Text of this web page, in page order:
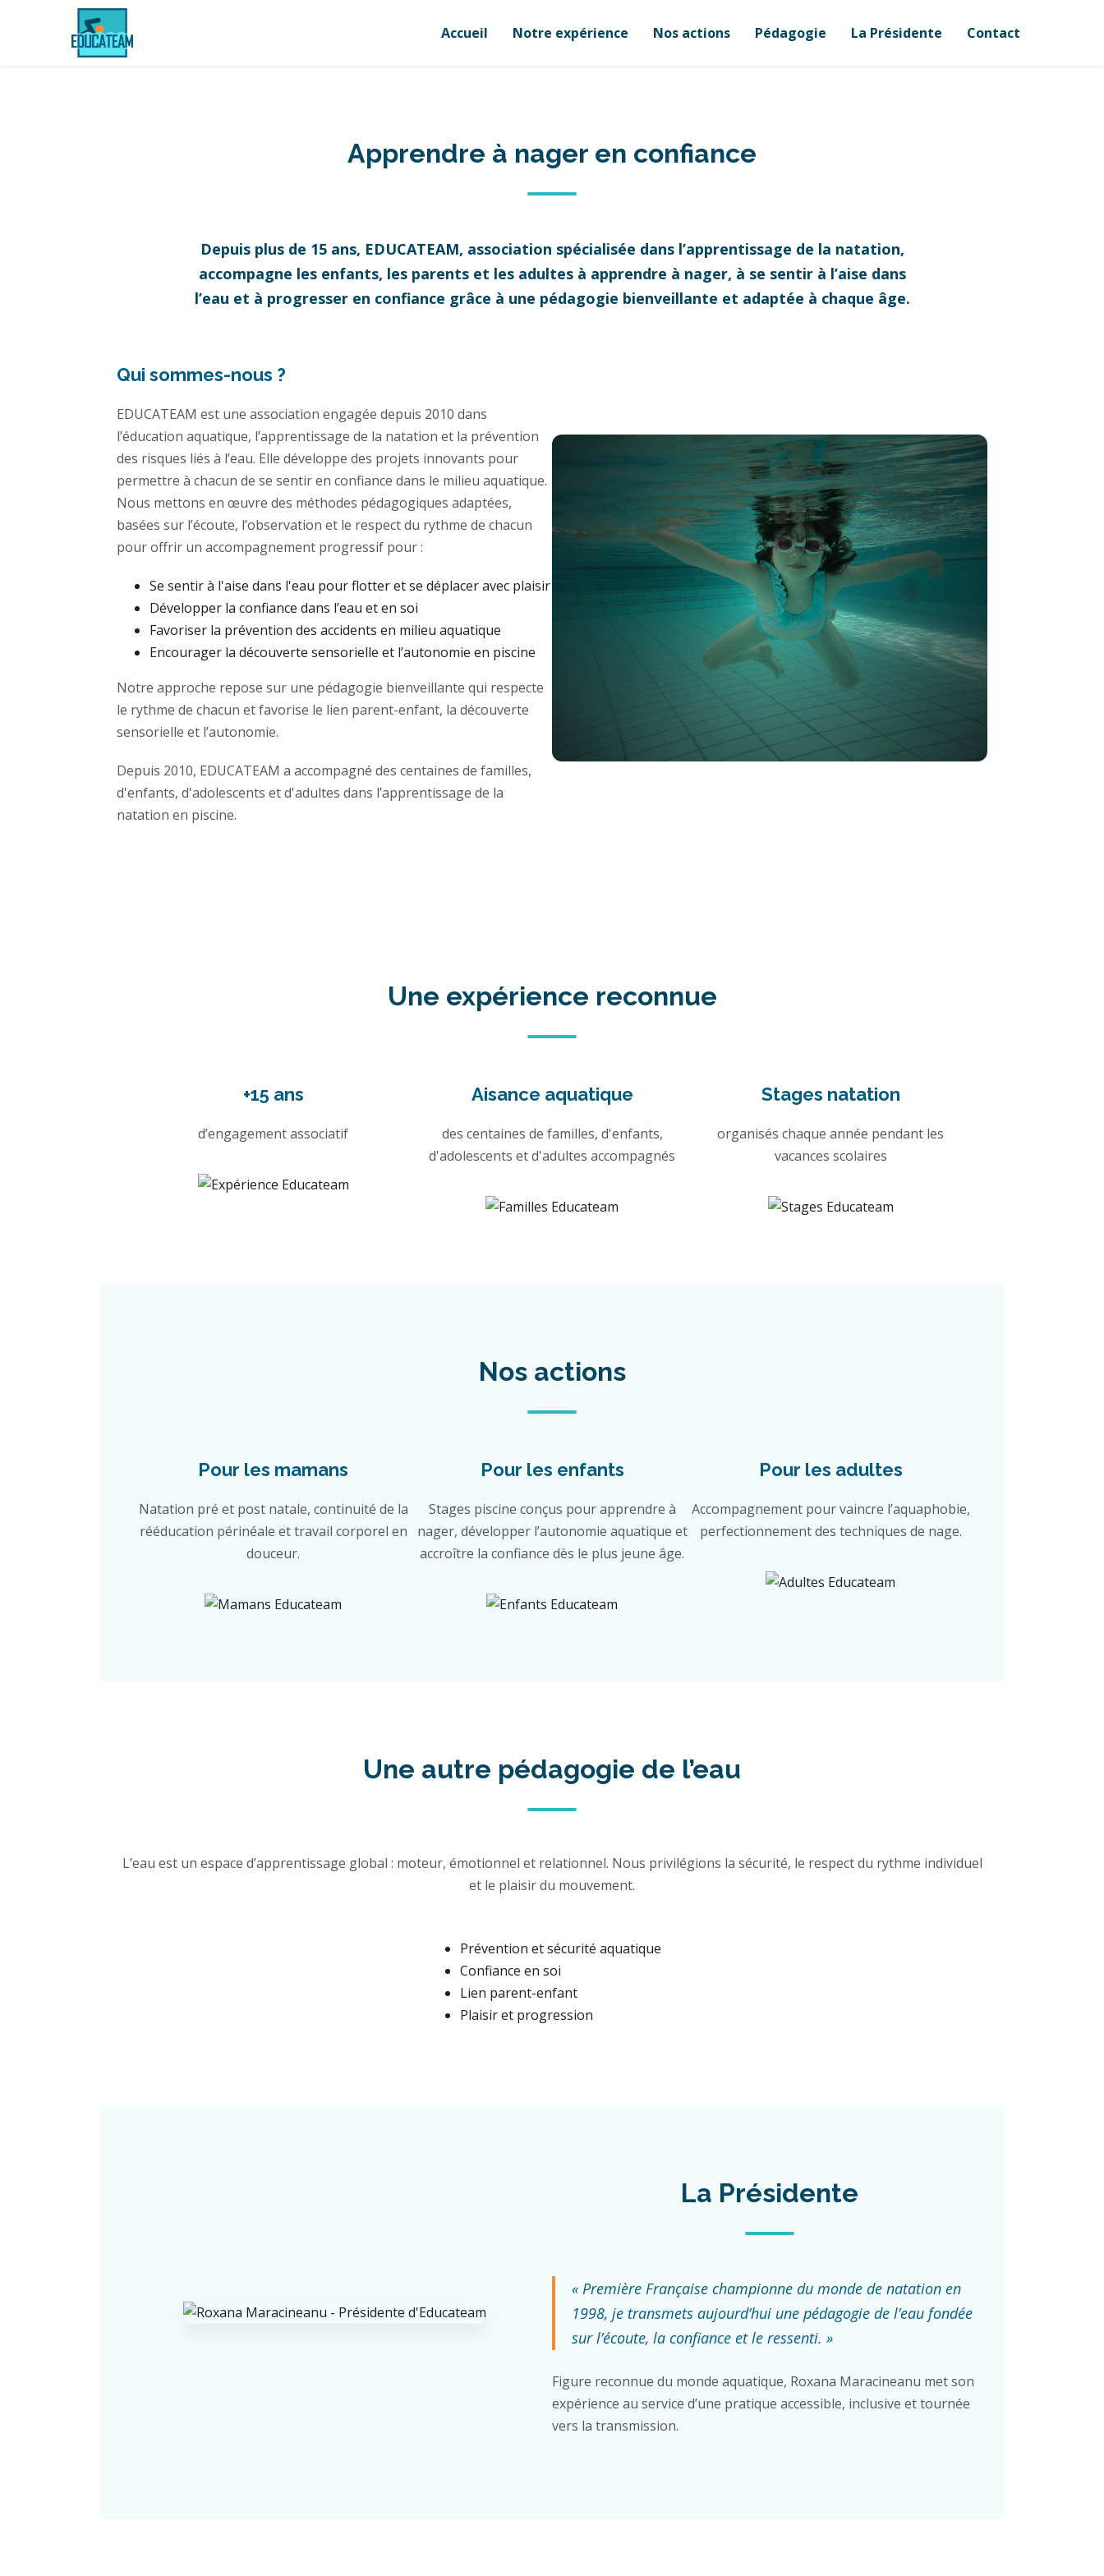
Accueil Notre expérience Nos actions Pédagogie La Présidente Contact
Apprendre à nager en confiance
Depuis plus de 15 ans, EDUCATEAM, association spécialisée dans l’apprentissage de la natation,
accompagne les enfants, les parents et les adultes à apprendre à nager, à se sentir à l’aise dans
l’eau et à progresser en confiance grâce à une pédagogie bienveillante et adaptée à chaque âge.
Qui sommes-nous ?
EDUCATEAM est une association engagée depuis 2010 dans
l’éducation aquatique, l’apprentissage de la natation et la prévention
des risques liés à l’eau. Elle développe des projets innovants pour
permettre à chacun de se sentir en confiance dans le milieu aquatique.
Nous mettons en œuvre des méthodes pédagogiques adaptées,
basées sur l’écoute, l’observation et le respect du rythme de chacun
pour offrir un accompagnement progressif pour :
Se sentir à l'aise dans l'eau pour flotter et se déplacer avec plaisir
Développer la confiance dans l’eau et en soi
Favoriser la prévention des accidents en milieu aquatique
Encourager la découverte sensorielle et l’autonomie en piscine
Notre approche repose sur une pédagogie bienveillante qui respecte
le rythme de chacun et favorise le lien parent-enfant, la découverte
sensorielle et l’autonomie.
Depuis 2010, EDUCATEAM a accompagné des centaines de familles,
d'enfants, d'adolescents et d'adultes dans l’apprentissage de la
natation en piscine.
Une expérience reconnue
+15 ans
d’engagement associatif
Aisance aquatique
des centaines de familles, d'enfants,
d'adolescents et d'adultes accompagnés
Stages natation
organisés chaque année pendant les
vacances scolaires
Nos actions
Pour les mamans
Natation pré et post natale, continuité de la
rééducation périnéale et travail corporel en
douceur.
Pour les enfants
Stages piscine conçus pour apprendre à
nager, développer l’autonomie aquatique et
accroître la confiance dès le plus jeune âge.
Pour les adultes
Accompagnement pour vaincre l’aquaphobie,
perfectionnement des techniques de nage.
Une autre pédagogie de l’eau
L’eau est un espace d’apprentissage global : moteur, émotionnel et relationnel. Nous privilégions la sécurité, le respect du rythme individuel
et le plaisir du mouvement.
Prévention et sécurité aquatique
Confiance en soi
Lien parent-enfant
Plaisir et progression
La Présidente
« Première Française championne du monde de natation en
1998, je transmets aujourd’hui une pédagogie de l’eau fondée
sur l’écoute, la confiance et le ressenti. »
Figure reconnue du monde aquatique, Roxana Maracineanu met son
expérience au service d’une pratique accessible, inclusive et tournée
vers la transmission.